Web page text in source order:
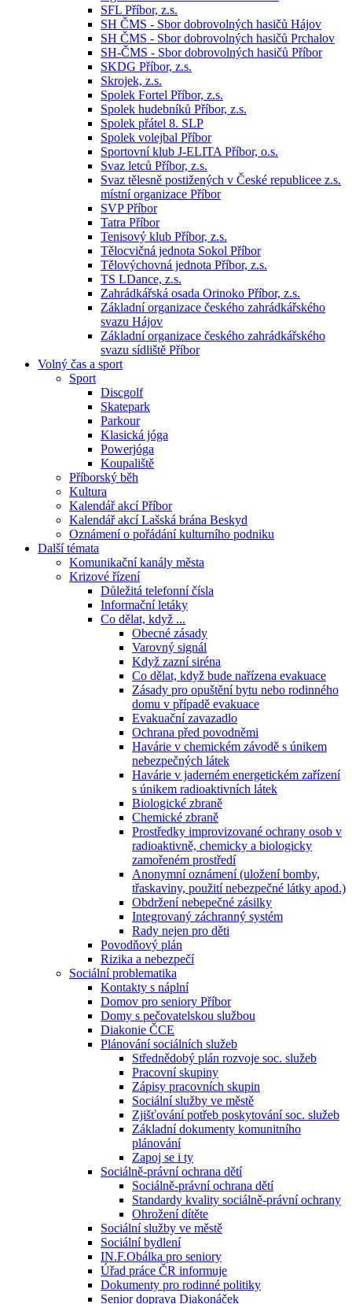
SFL Příbor, z.s.
SH ČMS - Sbor dobrovolných hasičů Hájov
SH ČMS - Sbor dobrovolných hasičů Prchalov
SH-ČMS - Sbor dobrovolných hasičů Příbor
SKDG Příbor, z.s.
Skrojek, z.s.
Spolek Fortel Příbor, z.s.
Spolek hudebníků Příbor, z.s.
Spolek přátel 8. SLP
Spolek volejbal Příbor
Sportovní klub J-ELITA Příbor, o.s.
Svaz letců Příbor, z.s.
Svaz tělesně postižených v České republicee z.s.
místní organizace Příbor
SVP Příbor
Tatra Příbor
Tenisový klub Příbor, z.s.
Tělocvičná jednota Sokol Příbor
Tělovýchovná jednota Příbor, z.s.
TS LDance, z.s.
Zahrádkářská osada Orinoko Příbor, z.s.
Základní organizace českého zahrádkářského
svazu Hájov
Základní organizace českého zahrádkářského
svazu sídliště Příbor
Volný čas a sport
Sport
Discgolf
Skatepark
Parkour
Klasická jóga
Powerjóga
Koupaliště
Příborský běh
Kultura
Kalendář akcí Příbor
Kalendář akcí Lašská brána Beskyd
Oznámení o pořádání kulturního podniku
Další témata
Komunikační kanály města
Krizové řízení
Důležitá telefonní čísla
Informační letáky
Co dělat, když ...
Obecné zásady
Varovný signál
Když zazní siréna
Co dělat, když bude nařízena evakuace
Zásady pro opuštění bytu nebo rodinného
domu v případě evakuace
Evakuační zavazadlo
Ochrana před povodněmi
Havárie v chemickém závodě s únikem
nebezpečných látek
Havárie v jaderném energetickém zařízení
s únikem radioaktivních látek
Biologické zbraně
Chemické zbraně
Prostředky improvizované ochrany osob v
radioaktivně, chemicky a biologicky
zamořeném prostředí
Anonymní oznámení (uložení bomby,
třaskaviny, použití nebezpečné látky apod.)
Obdržení nebepečné zásilky
Integrovaný záchranný systém
Rady nejen pro děti
Povodňový plán
Rizika a nebezpečí
Sociální problematika
Kontakty s náplní
Domov pro seniory Příbor
Domy s pečovatelskou službou
Diakonie ČCE
Plánování sociálních služeb
Střednědobý plán rozvoje soc. služeb
Pracovní skupiny
Zápisy pracovních skupin
Sociální služby ve městě
Zjišťování potřeb poskytování soc. služeb
Základní dokumenty komunitního
plánování
Zapoj se i ty
Sociálně-právní ochrana dětí
Sociálně-právní ochrana dětí
Standardy kvality sociálně-právní ochrany
Ohrožení dítěte
Sociální služby ve městě
Sociální bydlení
IN.F.Obálka pro seniory
Úřad práce ČR informuje
Dokumenty pro rodinné politiky
Senior doprava Diakonáček